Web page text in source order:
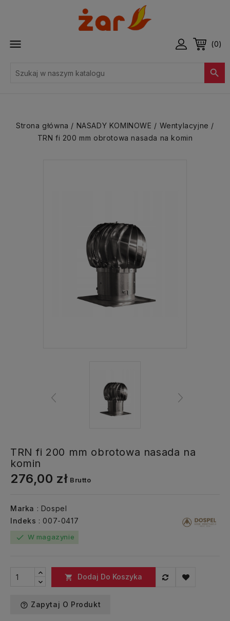
 (0)

Strona główna NASADY KOMINOWE
Wentylacyjne
TRN fi 200 mm obrotowa nasada na komin
TRN fi 200 mm obrotowa nasada na
komin
276,00 zł Brutto
Marka : Dospel
Indeks : 007-0417
check W magazynie
 Dodaj Do Koszyka
help_outline Zapytaj O Produkt